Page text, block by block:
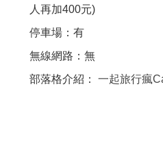
人再加400元)
停車場：有
無線網路：無
部落格介紹：
一起旅行瘋